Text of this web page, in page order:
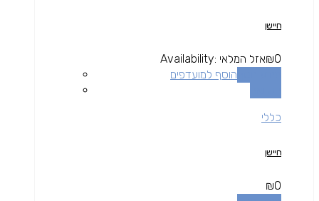
חיישן
₪0
Availability: אזל המלאי
הוסף למועדפים
כללי
חיישן
₪0